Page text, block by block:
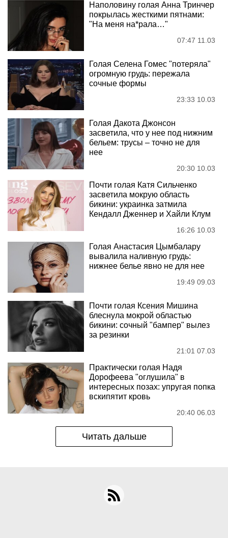
Наполовину голая Анна Тринчер
покрылась жесткими пятнами:
"На меня на*рала…"
07:47 11.03
Голая Селена Гомес "потеряла"
огромную грудь: пережала
сочные формы
23:33 10.03
Голая Дакота Джонсон
засветила, что у нее под нижним
бельем: трусы – точно не для
нее
20:30 10.03
Почти голая Катя Сильченко
засветила мокрую область
бикини: украинка затмила
Кендалл Дженнер и Хайли Клум
16:26 10.03
Голая Анастасия Цымбалару
вывалила наливную грудь:
нижнее белье явно не для нее
19:49 09.03
Почти голая Ксения Мишина
блеснула мокрой областью
бикини: сочный "бампер" вылез
за резинки
21:01 07.03
Практически голая Надя
Дорофеева "оглушила" в
интересных позах: упругая попка
вскипятит кровь
20:40 06.03
Читать дальше